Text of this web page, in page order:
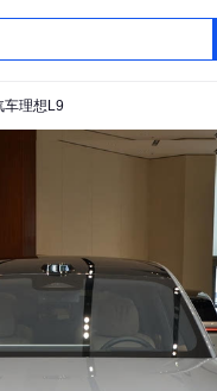
车理想L9